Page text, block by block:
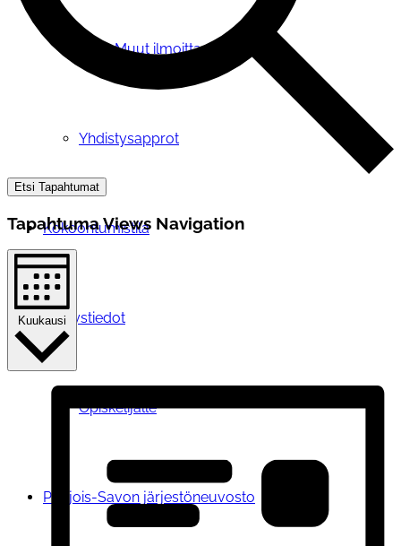
Muut ilmoittautumiset
Yhdistysapprot
Kokoontumistila
Yhteystiedot
Opiskelijalle
Pohjois-Savon järjestöneuvosto
Etsi Tapahtumat
Tapahtuma Views Navigation
Kuukausi